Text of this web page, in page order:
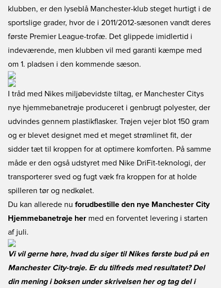
klubben, er den lyseblå Manchester-klub steget hurtigt i de
sportslige grader, hvor de i 2011/2012-sæsonen vandt deres
første Premier League-trofæ. Det glippede imidlertid i
indeværende, men klubben vil med garanti kæmpe med
om 1. pladsen i den kommende sæson.
I tråd med Nikes miljøbevidste tiltag, er Manchester Citys
nye hjemmebanetrøje produceret i genbrugt polyester, der
udvindes gennem plastikflasker. Trøjen vejer blot 150 gram
og er blevet designet med et meget strømlinet fit, der
sidder tæt til kroppen for at optimere komforten. På samme
måde er den også udstyret med Nike DriFit-teknologi, der
transporterer sved og fugt væk fra kroppen for at holde
spilleren tør og nedkølet.
Du kan allerede nu forudbestille den nye Manchester City
Hjemmebanetrøje her med en forventet levering i starten
af juli.
Vi vil gerne høre, hvad du siger til Nikes første bud på en
Manchester City-trøje. Er du tilfreds med resultatet? Del
din mening i boksen under skrivelsen her og tag del i